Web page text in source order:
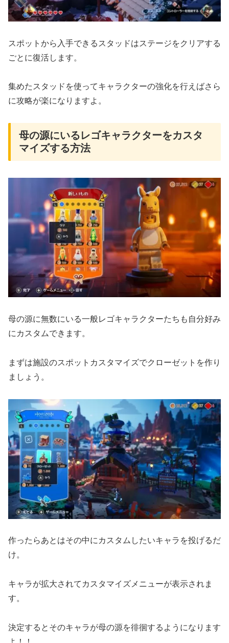
スポットから入手できるスタッドはステージをクリアする
ごとに復活します。
集めたスタッドを使ってキャラクターの強化を行えばさら
に攻略が楽になりますよ。
母の源にいるレゴキャラクターをカスタ
マイズする方法
母の源に無数にいる一般レゴキャラクターたちも自分好み
にカスタムできます。
まずは施設のスポットカスタマイズでクローゼットを作り
ましょう。
作ったらあとはその中にカスタムしたいキャラを投げるだ
け。
キャラが拡大されてカスタマイズメニューが表示されま
す。
決定するとそのキャラが母の源を徘徊するようになります